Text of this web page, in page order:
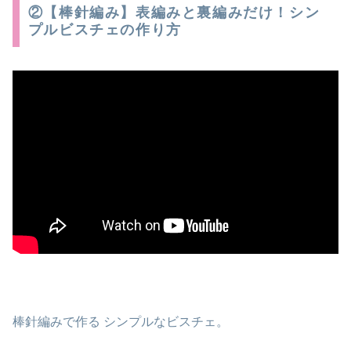
②【棒針編み】表編みと裏編みだけ！シン
プルビスチェの作り方
棒針編みで作る シンプルなビスチェ 。